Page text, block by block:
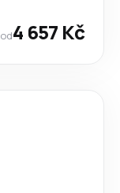
od4 657 Kč